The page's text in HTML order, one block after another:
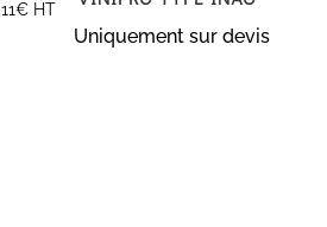
€ HT
Uniquement sur devis